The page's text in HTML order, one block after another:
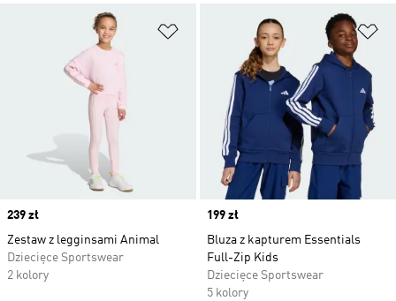
Dodaj do listy życzeń
Price
239 zł
Zestaw z legginsami Animal
Dziecięce Sportswear
2 kolory
Price
199 zł
Bluza z kapturem Essentials
Full-Zip Kids
Dziecięce Sportswear
5 kolory